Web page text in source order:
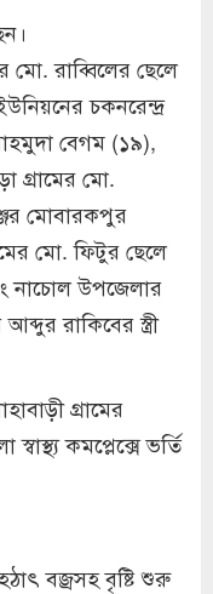
মো. রাব্বিলের ছেলে
চকনরেন্দ্র
বেগম (১৯),
গ্রামের মো.
মোবারকপুর
মো. ফিটুর ছেলে
নাচোল উপজেলার
রাকিবের স্ত্রী
গ্রামের
কমপ্লেক্সে ভর্তি
বজ্রসহ বৃষ্টি শুরু